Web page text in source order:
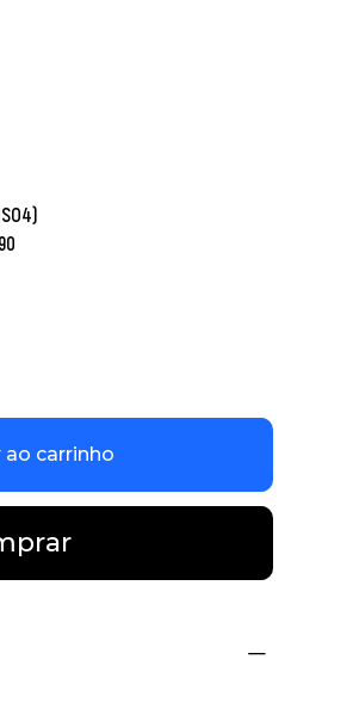
carrinho